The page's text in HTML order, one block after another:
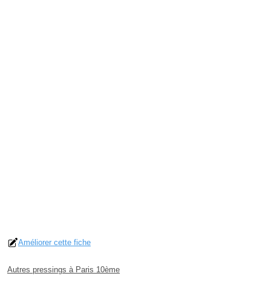
Améliorer cette fiche
Autres pressings à Paris 10ème